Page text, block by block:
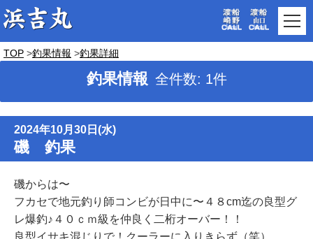
TOP 釣果情報 釣果詳細
釣果情報 全件数: 1件
2024年10月30日(水)
磯 釣果
磯からは〜
フカセで地元釣り師コンビが日中に〜４８cm迄の良型グ
レ爆釣♪４０ｃｍ級を仲良く二桁オーバー！！
良型イサキ混じりで！クーラーに入りきらず（笑）